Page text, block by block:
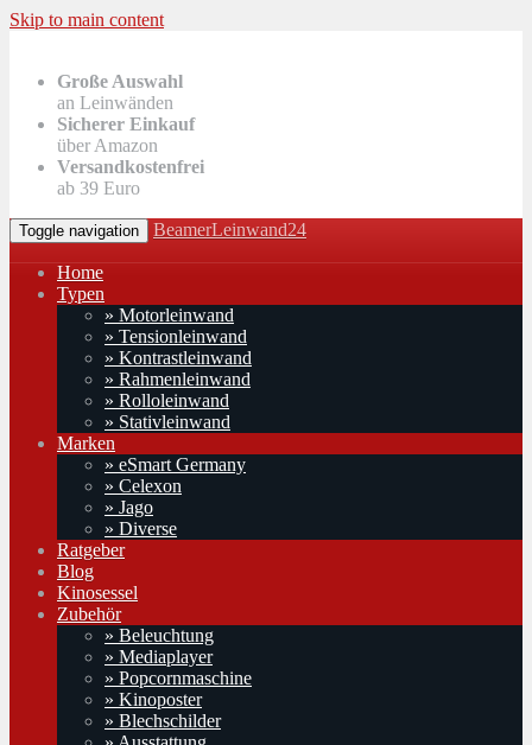
Skip to main content
Große Auswahl
an Leinwänden
Sicherer Einkauf
über Amazon
Versandkostenfrei
ab 39 Euro
Toggle navigation BeamerLeinwand24
Home
Typen
» Motorleinwand
» Tensionleinwand
» Kontrastleinwand
» Rahmenleinwand
» Rolloleinwand
» Stativleinwand
Marken
» eSmart Germany
» Celexon
» Jago
» Diverse
Ratgeber
Blog
Kinosessel
Zubehör
» Beleuchtung
» Mediaplayer
» Popcornmaschine
» Kinoposter
» Blechschilder